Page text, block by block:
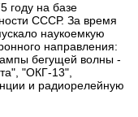
году на базе
СССР. За время
наукоемкую
направления:
бегущей волны -
"ОКГ-13",
и радиорелейную